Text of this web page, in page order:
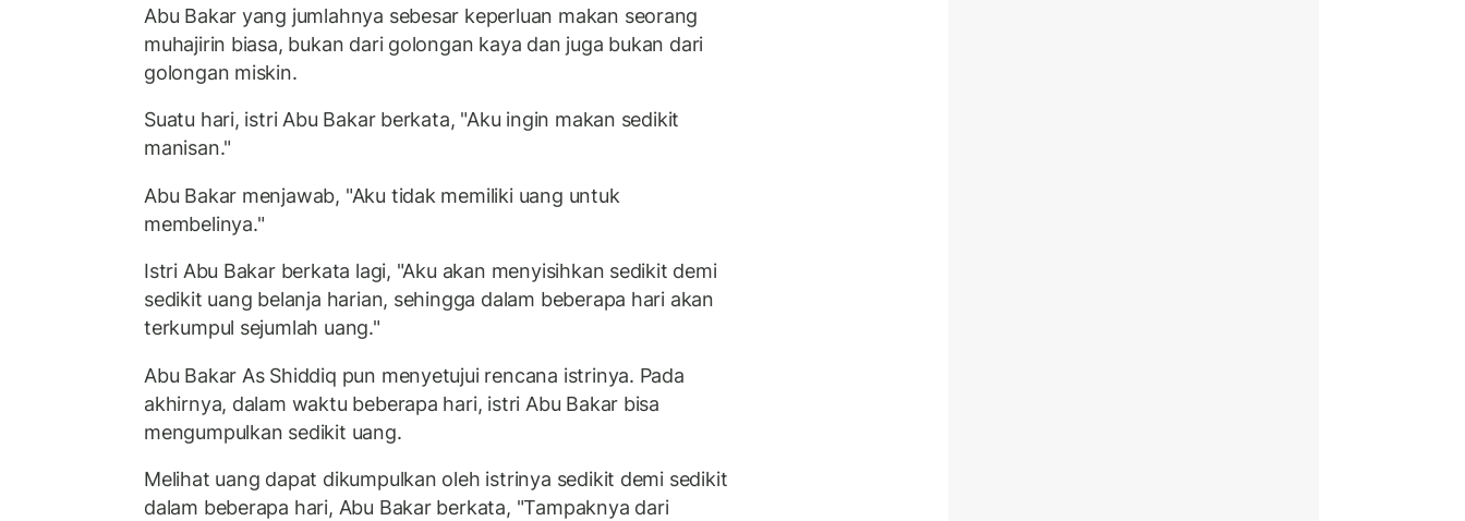
Abu Bakar yang jumlahnya sebesar keperluan makan seorang
muhajirin biasa, bukan dari golongan kaya dan juga bukan dari
golongan miskin.
Suatu hari, istri Abu Bakar berkata, "Aku ingin makan sedikit
manisan."
Abu Bakar menjawab, "Aku tidak memiliki uang untuk
membelinya."
Istri Abu Bakar berkata lagi, "Aku akan menyisihkan sedikit demi
sedikit uang belanja harian, sehingga dalam beberapa hari akan
terkumpul sejumlah uang."
Abu Bakar As Shiddiq pun menyetujui rencana istrinya. Pada
akhirnya, dalam waktu beberapa hari, istri Abu Bakar bisa
mengumpulkan sedikit uang.
Melihat uang dapat dikumpulkan oleh istrinya sedikit demi sedikit
dalam beberapa hari, Abu Bakar berkata, "Tampaknya dari